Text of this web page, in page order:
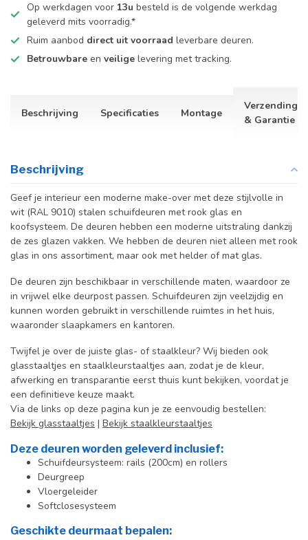
Op werkdagen voor 13u besteld is de volgende werkdag
geleverd mits voorradig.*
Ruim aanbod direct uit voorraad leverbare deuren.
Betrouwbare en veilige levering met tracking.
Beschrijving Specificaties Montage
Verzending
& Garantie
Beschrijving
Geef je interieur een moderne make-over met deze stijlvolle in
wit (RAL 9010) stalen schuifdeuren met rook glas en
koofsysteem. De deuren hebben een moderne uitstraling dankzij
de zes glazen vakken. We hebben de deuren niet alleen met rook
glas in ons assortiment, maar ook met helder of mat glas.
De deuren zijn beschikbaar in verschillende maten, waardoor ze
in vrijwel elke deurpost passen. Schuifdeuren zijn veelzijdig en
kunnen worden gebruikt in verschillende ruimtes in het huis,
waaronder slaapkamers en kantoren.
Twijfel je over de juiste glas- of staalkleur? Wij bieden ook
glasstaaltjes en staalkleurstaaltjes aan, zodat je de kleur,
afwerking en transparantie eerst thuis kunt bekijken, voordat je
een definitieve keuze maakt.
Via de links op deze pagina kun je ze eenvoudig bestellen:
Bekijk glasstaaltjes | Bekijk staalkleurstaaltjes
Deze deuren worden geleverd inclusief:
Schuifdeursysteem: rails (200cm) en rollers
Deurgreep
Vloergeleider
Softclosesysteem
Geschikte deurmaat bepalen: